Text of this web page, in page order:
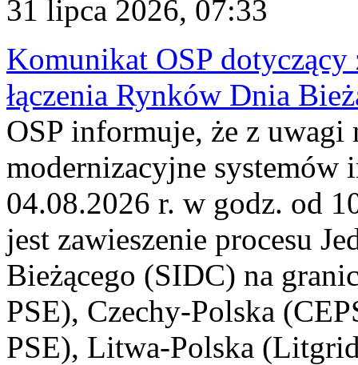
31 lipca 2026, 07:33
Komunikat OSP dotyczący
łączenia Rynków Dnia
OSP informuje, że z uwagi
modernizacyjne
04.08.2026 r. w godz. od
jest zawieszenie procesu
Bieżącego (SIDC) na
PSE), Czechy-Polska
PSE), Litwa-Polska